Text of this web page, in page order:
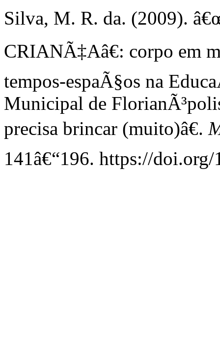
Silva, M. R. da. (2009).
CRIANÃ‡Aâ€: corpo em
tempos-espaÃ§os na
Municipal de
precisa brincar (muito)â€.
141â€“196. https://